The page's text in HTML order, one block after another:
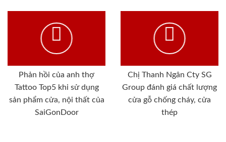
Phản hồi của anh thợ
Tattoo Top5 khi sử dụng
sản phẩm cửa, nội thất của
SaiGonDoor
Chị Thanh Ngân Cty SG
Group đánh giá chất lượng
cửa gỗ chống cháy, cửa
thép